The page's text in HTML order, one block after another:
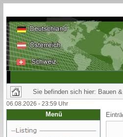
Sie befinden sich hier: Bauen
06.08.2026 - 23:59 Uhr
Menü